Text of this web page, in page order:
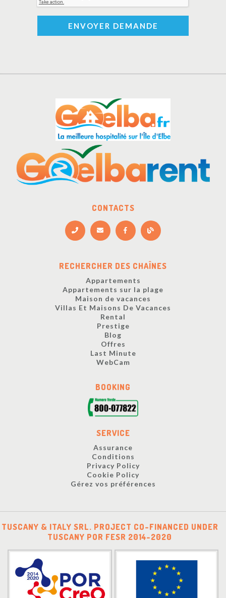
ENVOYER DEMANDE
CONTACTS
RECHERCHER DES CHAÎNES
Appartements
Appartements sur la plage
Maison de vacances
Villas Et Maisons De Vacances
Rental
Prestige
Blog
Offres
Last Minute
WebCam
BOOKING
SERVICE
Assurance
Conditions
Privacy Policy
Cookie Policy
Gérez vos préférences
TUSCANY & ITALY SRL. PROJECT CO-FINANCED UNDER
TUSCANY POR FESR 2014-2020